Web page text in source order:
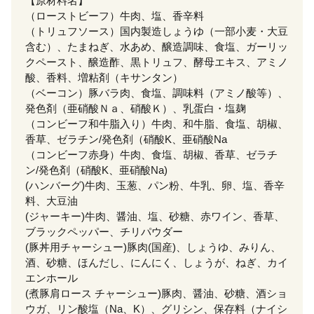
（ローストビーフ）牛肉、塩、香辛料
（トリュフソース）国内製造しょうゆ（一部小麦・大豆
含む）、たまねぎ、水あめ、醸造調味、食塩、ガーリッ
クペースト、醸造酢、黒トリュフ、酵母エキス、アミノ
酸、香料、増粘剤（キサンタン）
（ベーコン）豚バラ肉、食塩、調味料（アミノ酸等）、
発色剤（亜硝酸Ｎａ、硝酸Ｋ）、乳蛋白・塩麹
（コンビーフ和牛脂入り）牛肉、和牛脂、食塩、胡椒、
香草、ゼラチン/発色剤（硝酸K、亜硝酸Na
（コンビーフ赤身）牛肉、食塩、胡椒、香草、ゼラチ
ン/発色剤（硝酸K、亜硝酸Na)
(ハンバーグ)牛肉、玉葱、パン粉、牛乳、卵、塩、香辛
料、大豆油
(ジャーキー)牛肉、醤油、塩、砂糖、赤ワイン、香草、
ブラックペッパー、チリパウダー
(豚丼用チャーシュー)豚肉(国産)、しょうゆ、みりん、
酒、砂糖、ほんだし、にんにく、しょうが、ねぎ、カイ
エンホール
(煮豚肩ロース チャーシュー)豚肉、醤油、砂糖、酒ショ
ウガ、リン酸塩（Na、K）、グリシン、保存料（ナイシ